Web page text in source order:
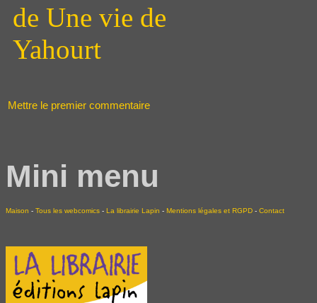
Mettre le premier commentaire
Mini menu
Maison - Tous les webcomics - La librairie Lapin - Mentions légales et RGPD - Contact